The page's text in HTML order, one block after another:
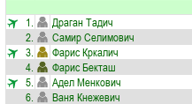
1. Драган Тадич
2.
Самир Селимович
3.
Фарис Кркалич
4.
Фарис Бекташ
5.
Адел Менкович
6.
Ваня Кнежевич